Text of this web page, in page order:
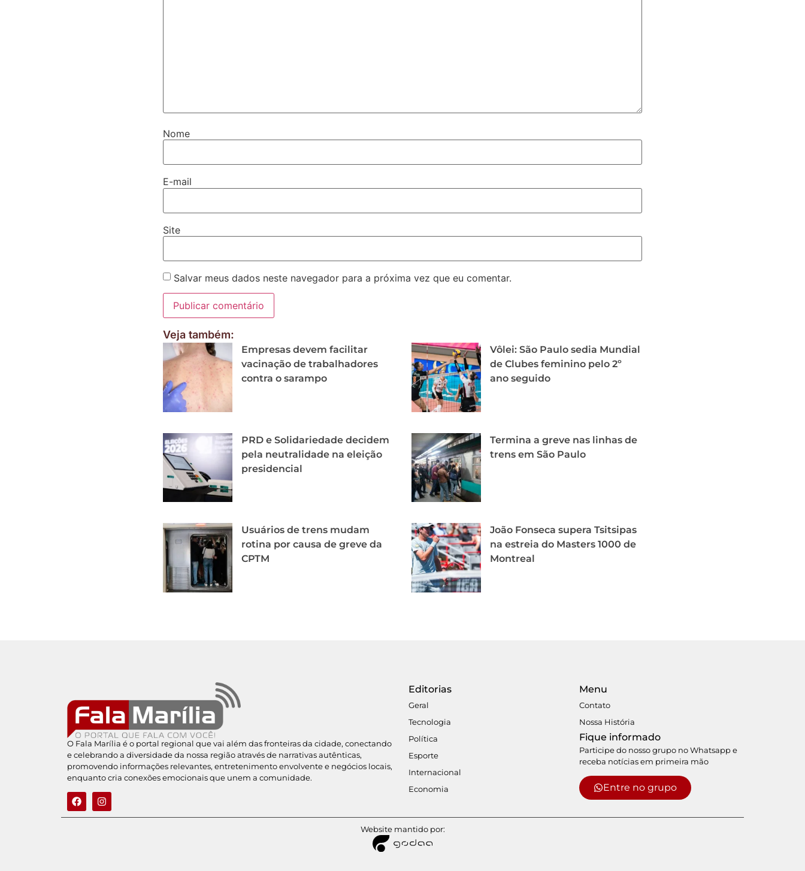
Nome
E-mail
Site
Salvar meus dados neste navegador para a próxima vez que eu comentar.
Veja também:
Empresas devem facilitar
vacinação de trabalhadores
contra o sarampo
Vôlei: São Paulo sedia Mundial
de Clubes feminino pelo 2º
ano seguido
PRD e Solidariedade decidem
pela neutralidade na eleição
presidencial
Termina a greve nas linhas de
trens em São Paulo
Usuários de trens mudam
rotina por causa de greve da
CPTM
João Fonseca supera Tsitsipas
na estreia do Masters 1000 de
Montreal
O Fala Marília é o portal regional que vai além das fronteiras da cidade, conectando
e celebrando a diversidade da nossa região através de narrativas autênticas,
promovendo informações relevantes, entretenimento envolvente e negócios locais,
enquanto cria conexões emocionais que unem a comunidade.
Editorias
Geral
Tecnologia
Política
Esporte
Internacional
Economia
Menu
Contato
Nossa História
Fique informado
Participe do nosso grupo no Whatsapp e
receba notícias em primeira mão
Entre no grupo
Website mantido por: